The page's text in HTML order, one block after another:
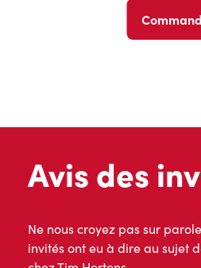
Avis des
Ne nous croyez pas sur
invités ont eu à dire au sujet